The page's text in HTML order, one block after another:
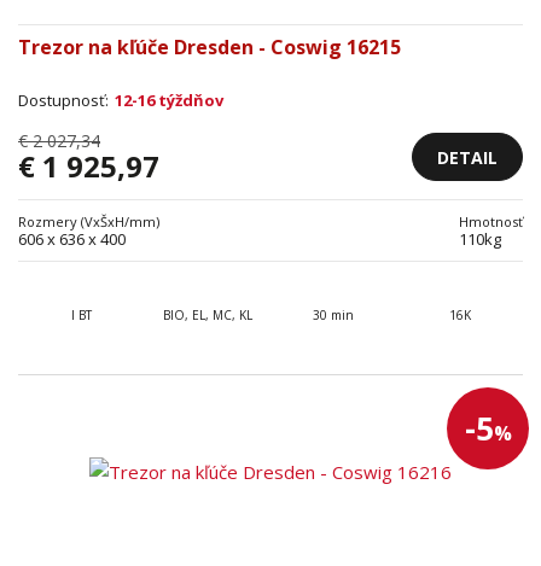
Trezor na kľúče Dresden - Coswig 16215
Dostupnosť: 12-16 týždňov
€ 2 027,34
€ 1 925,97 DETAIL
Rozmery (VxŠxH/mm)
606 x 636 x 400
Hmotnosť
110kg
I BT BIO, EL, MC, KL 30 min 16K
-5%